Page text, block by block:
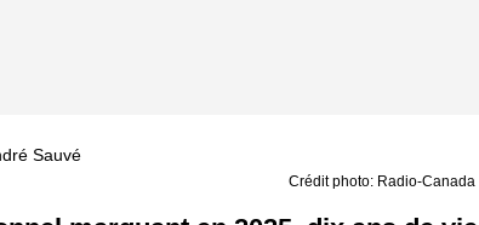
Crédit photo: Radio-Canada